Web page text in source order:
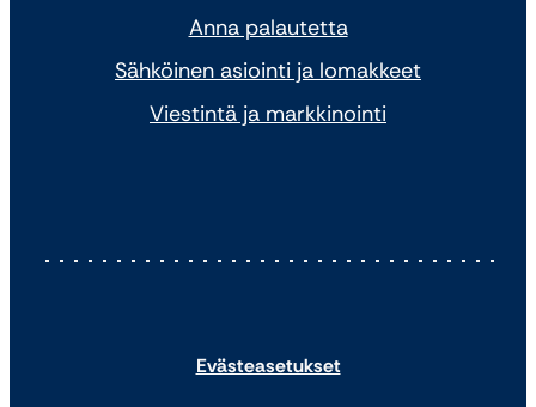
Anna palautetta
Sähköinen asiointi ja lomakkeet
Viestintä ja markkinointi
Evästeasetukset